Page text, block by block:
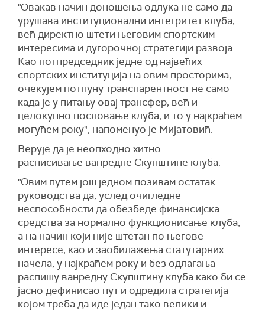
"Овакав начин доношења одлука не само да
урушава институционални интегритет клуба,
већ директно штети његовим спортским
интересима и дугорочној стратегији развоја.
Као потпредседник једне од највећих
спортских институција на овим просторима,
очекујем потпуну транспарентност не само
када је у питању овај трансфер, већ и
целокупно пословање клуба, и то у најкраћем
могућем року", напоменуо је Мијатовић.
Верује да је неопходно хитно
расписивање ванредне Скупштине клуба.
"Овим путем још једном позивам остатак
руководства да, услед очигледне
неспособности да обезбеде финансијска
средства за нормално функционисање клуба,
а на начин који није штетан по његове
интересе, као и заобилажења статутарних
начела, у најкраћем року и без одлагања
распишу ванредну Скупштину клуба како би се
јасно дефинисао пут и одредила стратегија
којом треба да иде један тако велики и